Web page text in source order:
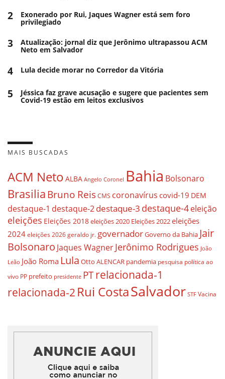
2 Exonerado por Rui, Jaques Wagner está sem foro
privilegiado
3 Atualização: jornal diz que Jerônimo ultrapassou ACM
Neto em Salvador
4 Lula decide morar no Corredor da Vitória
5 Jéssica faz grave acusação e sugere que pacientes sem
Covid-19 estão em leitos exclusivos
MAIS BUSCADAS
ACM Neto ALBA Angelo Coronel Bahia Bolsonaro
BrasiliaBruno ReisCMS coronavírus covid-19 DEM
destaque-1 destaque-2destaque-3 destaque-4eleição
eleições Eleições 2018eleições 2020 Eleições 2022eleições
2024 eleições 2026 geraldo jr. governadorGoverno da Bahia Jair
Bolsonaro Jaques WagnerJerônimo Rodrigues João
Leão João Roma Lula Otto ALENCAR pandemia pesquisa política ao
vivo PP prefeito presidente PTrelacionada-1
relacionada-2 Rui CostaSalvador STF Vacina